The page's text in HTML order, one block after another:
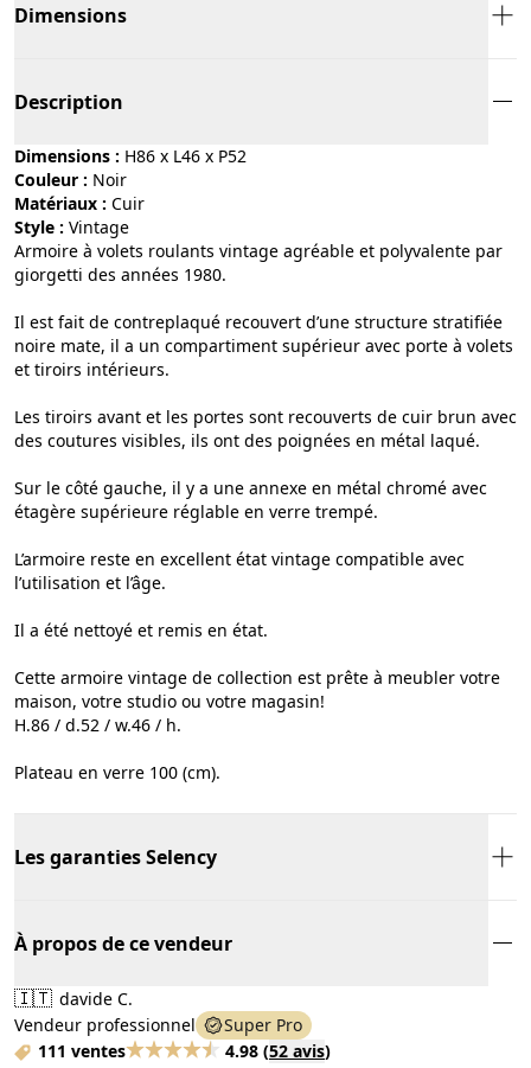
Dimensions
Description
Dimensions : H86 x L46 x P52
Couleur :
noir
Matériaux :
cuir
Style :
vintage
Armoire à volets roulants vintage agréable et polyvalente par
giorgetti des années 1980.
Il est fait de contreplaqué recouvert d’une structure stratifiée
noire mate, il a un compartiment supérieur avec porte à volets
et tiroirs intérieurs.
Les tiroirs avant et les portes sont recouverts de cuir brun avec
des coutures visibles, ils ont des poignées en métal laqué.
Sur le côté gauche, il y a une annexe en métal chromé avec
étagère supérieure réglable en verre trempé.
L’armoire reste en excellent état vintage compatible avec
l’utilisation et l’âge.
Il a été nettoyé et remis en état.
Cette armoire vintage de collection est prête à meubler votre
maison, votre studio ou votre magasin!
H.86 / d.52 / w.46 / h.
Plateau en verre 100 (cm).
Les garanties Selency
À propos de ce vendeur
🇮🇹 davide C.
Vendeur professionnel
Super Pro
111 ventes
4.98 (52 avis)